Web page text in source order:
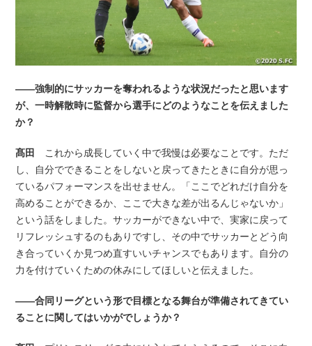
――強制的にサッカーを奪われるような状況だったと思います
が、一時解散時に監督から選手にどのようなことを伝えました
か？
髙田 これから成長していく中で我慢は必要なことです。ただ
し、自分でできることをしないと戻ってきたときに自分が思っ
ているパフォーマンスを出せません。「ここでどれだけ自分を
高めることができるか、ここで大きな差が出るんじゃないか」
という話をしました。サッカーができない中で、実家に戻って
リフレッシュするのもありですし、その中でサッカーとどう向
き合っていくか見つめ直すいいチャンスでもあります。自分の
力を付けていくための休みにしてほしいと伝えました。
――合同リーグという形で目標となる舞台が準備されてきてい
ることに関してはいかがでしょうか？